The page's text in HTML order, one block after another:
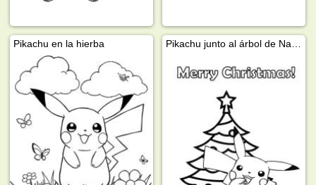
Pikachu en la hierba